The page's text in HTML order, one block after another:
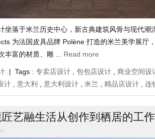
坐落于米兰历史中心，新古典建筑风骨与现代潮
为法国皮具品牌 Polène 打造的米兰美学展厅
丰富的材质、雕 ... Read more
| Tags : 专卖店设计 包包店设计
商业空间设
计 意大利 意大利设计 米兰 精品店设计 连
艺融生活从创作到栖居的工
: